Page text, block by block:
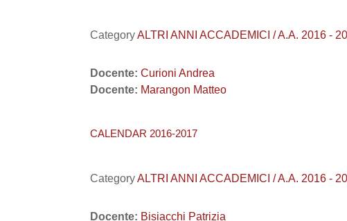
CategoryALTRI ANNI ACCADEMICI / A.A. 2016 -
Docente: Curioni Andrea
Docente: Marangon Matteo
CALENDAR 2016-2017
CategoryALTRI ANNI ACCADEMICI / A.A. 2016 -
Docente: Bisiacchi Patrizia